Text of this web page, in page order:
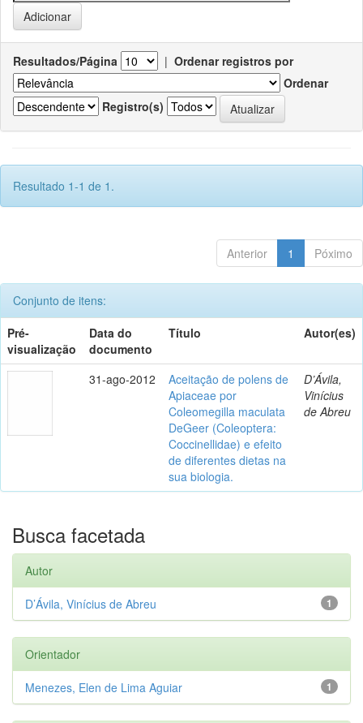
Resultados/Página | Ordenar registros por
Ordenar
Registro(s)
Resultado 1-1 de 1.
Anterior 1 Póximo
Conjunto de itens:
Pré-
visualização
Data do
documento
Título Autor(es)
31-ago-2012
Aceitação de polens de
Apiaceae por
Coleomegilla maculata
DeGeer (Coleoptera:
Coccinellidae) e efeito
de diferentes dietas na
sua biologia.
D’Ávila,
Vinícius
de Abreu
Busca facetada
Autor
1
D’Ávila, Vinícius de Abreu
Orientador
1
Menezes, Elen de Lima Aguiar